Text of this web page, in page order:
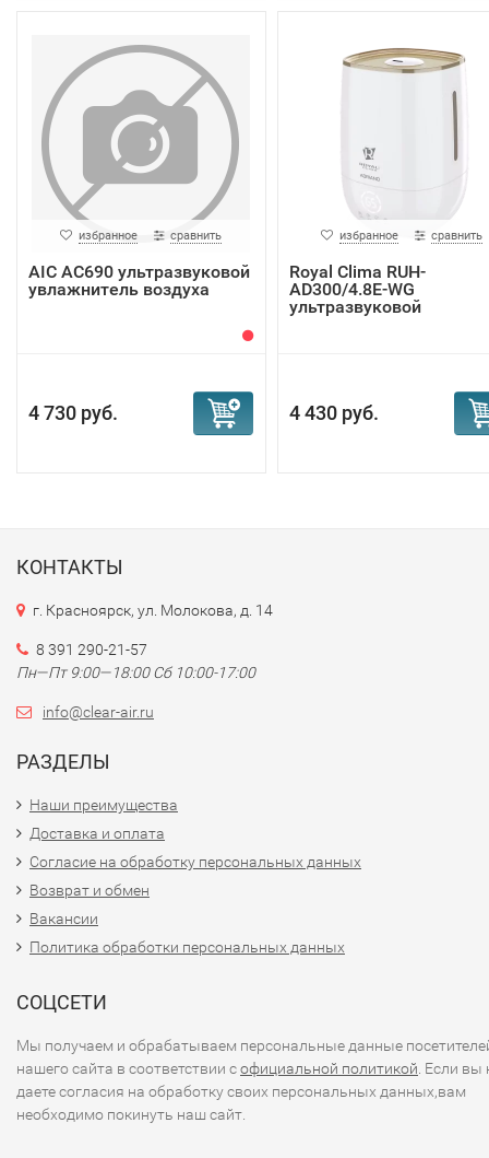
избранное сравнить
AIC AC690 ультразвуковой
увлажнитель воздуха
4 730 руб.
избранное сравнить
Royal Clima RUH-
AD300/4.8E-WG
ультразвуковой
4 430 руб.
КОНТАКТЫ
г. Красноярск, ул. Молокова, д. 14
8 391 290-21-57
Пн—Пт 9:00—18:00 Сб 10:00-17:00
info@clear-air.ru
РАЗДЕЛЫ
Наши преимущества
Доставка и оплата
Согласие на обработку персональных данных
Возврат и обмен
Вакансии
Политика обработки персональных данных
СОЦСЕТИ
Мы получаем и обрабатываем персональные данные
нашего сайта в соответствии софициальной политикой . Если вы
даете согласия на обработку своих персональных данных,вам
необходимо покинуть наш сайт.